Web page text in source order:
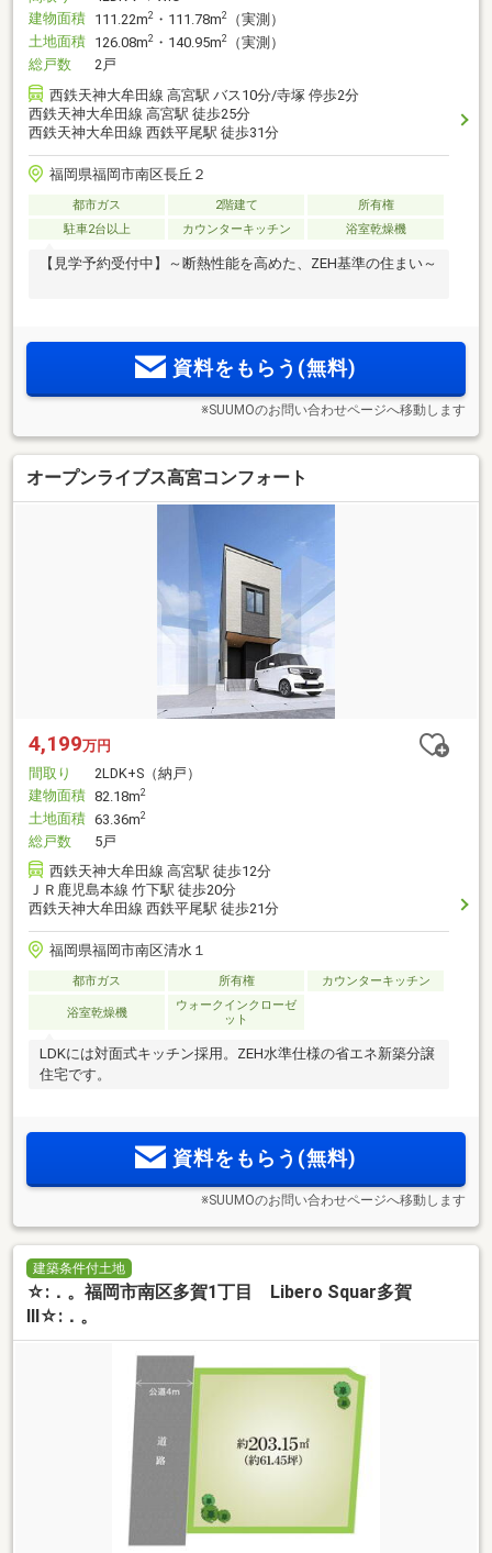
建物面積 111.22m2 ・111.78m2
（実測）
土地面積 126.08m2 ・140.95m2
（実測）
総戸数
2戸
西鉄天神大牟田線 高宮駅 バス10分/寺塚 停歩2分
西鉄天神大牟田線 高宮駅 徒歩25分
西鉄天神大牟田線 西鉄平尾駅 徒歩31分
福岡県福岡市南区長丘２
都市ガス 2階建て
所有権
駐車2台以上
カウンターキッチン 浴室乾燥機
【見学予約受付中】～断熱性能を高めた、ZEH基準の住まい～
資料をもらう(無料)
※SUUMOのお問い合わせページへ移動します
オープンライブス高宮コンフォート
4,199万円
間取り
2LDK+S（納戸）
建物面積 82.18m2
土地面積 63.36m2
総戸数
5戸
西鉄天神大牟田線 高宮駅 徒歩12分
ＪＲ鹿児島本線 竹下駅 徒歩20分
西鉄天神大牟田線 西鉄平尾駅 徒歩21分
福岡県福岡市南区清水１
都市ガス 所有権 カウンターキッチン
浴室乾燥機
ウォークインクローゼ
ット
LDKには対面式キッチン採用。ZEH水準仕様の省エネ新築分譲
住宅です。
資料をもらう(無料)
※SUUMOのお問い合わせページへ移動します
建築条件付土地
☆:．。福岡市南区多賀1丁目 Libero Squar多賀
Ⅲ☆:．。